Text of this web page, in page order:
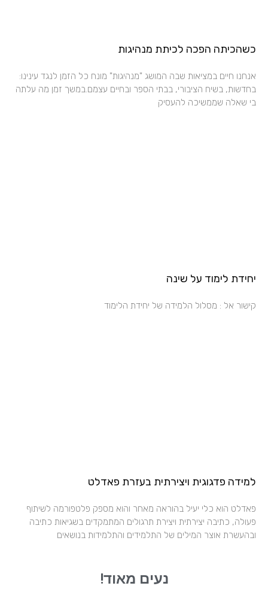
כשהכיתה הפכה לכיתת מנהיגות
אנחנו חיים במציאות שבה המושג "מנהיגות" מונח כל הזמן לנגד עינינו:
בחדשות, בשיח הציבורי, בבתי הספר ובחיים עצמם.במשך זמן מה עלתה
בי שאלה שממשיכה להעסיק
יחידת לימוד על שינה
קישור אל : מסלול הלמידה של יחידת הלימוד
למידה פדגוגית ויצירתית בעזרת פאדלט
פאדלט הוא כלי יעיל בהוראה מאחר והוא מספק פלטפורמה לשיתוף
פעולה, כתיבה יצירתית ויצירת תרגולים המתמקדים בשגיאות כתיבה
ובהעשרת אוצר המילים של התלמידים והתלמידות בנושאים
נעים מאוד!